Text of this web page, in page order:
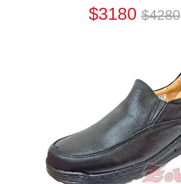
$3180$4280